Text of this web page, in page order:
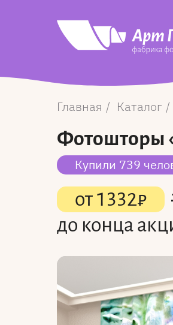
Главная Каталог
Фотошторы
Купили 739
от1332₽
до конца